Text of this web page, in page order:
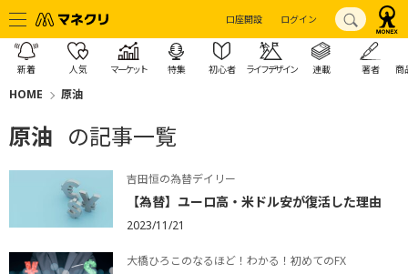
口座開設 ログイン
新着 人気 マーケット 特集 初心者 ライフデザイン 連載 著者 商
HOME 原油
原油 の記事一覧
吉田恒の為替デイリー
【為替】ユーロ高・米ドル安が復活した理由
2023/11/21
大橋ひろこのなるほど！わかる！初めてのFX